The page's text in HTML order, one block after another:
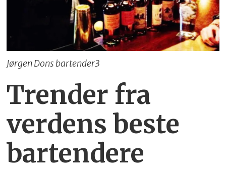
Jørgen Dons bartender3
Trender fra
verdens beste
bartendere